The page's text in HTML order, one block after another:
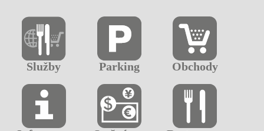
Služby Parking Obchody